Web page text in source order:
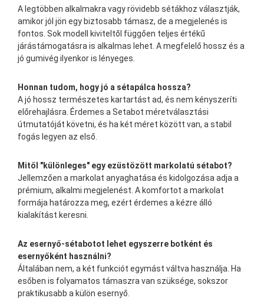
A legtöbben alkalmakra vagy rövidebb sétákhoz választják,
amikor jól jön egy biztosabb támasz, de a megjelenés is
fontos. Sok modell kiviteltől függően teljes értékű
járástámogatásra is alkalmas lehet. A megfelelő hossz és a
jó gumivég ilyenkor is lényeges.
Honnan tudom, hogy jó a sétapálca hossza?
A jó hossz természetes kartartást ad, és nem kényszeríti
előrehajlásra. Érdemes a Setabot méretválasztási
útmutatóját követni, és ha két méret között van, a stabil
fogás legyen az első.
Mitől "különleges" egy ezüstözött markolatú sétabot?
Jellemzően a markolat anyaghatása és kidolgozása adja a
prémium, alkalmi megjelenést. A komfortot a markolat
formája határozza meg, ezért érdemes a kézre álló
kialakítást keresni.
Az esernyő-sétabotot lehet egyszerre botként és
esernyőként használni?
Általában nem, a két funkciót egymást váltva használja. Ha
esőben is folyamatos támaszra van szüksége, sokszor
praktikusabb a külön esernyő.